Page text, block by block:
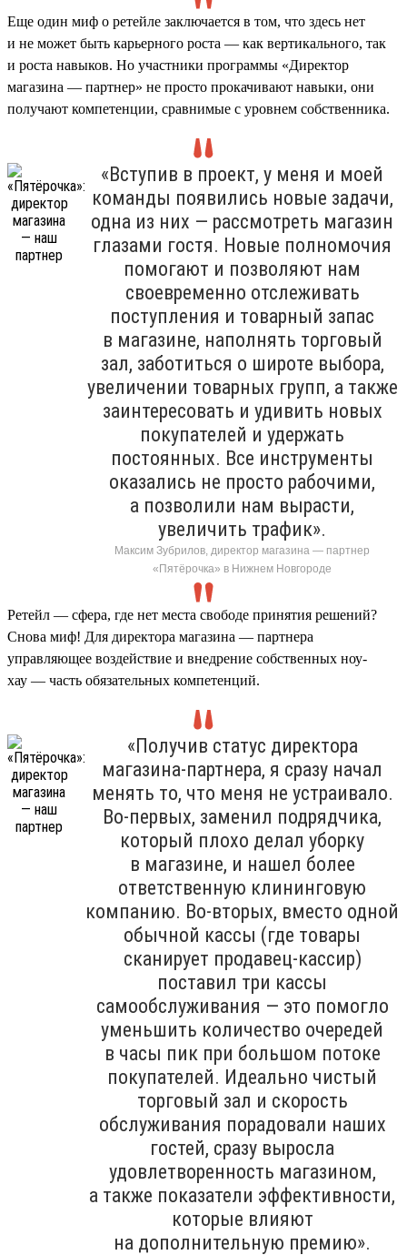
Еще один миф о ретейле заключается в том, что здесь нет
и не может быть карьерного роста — как вертикального, так
и роста навыков. Но участники программы «Директор
магазина — партнер» не просто прокачивают навыки, они
получают компетенции, сравнимые с уровнем собственника.
«Вступив в проект, у меня и моей
команды появились новые задачи,
одна из них — рассмотреть магазин
глазами гостя. Новые полномочия
помогают и позволяют нам
своевременно отслеживать
поступления и товарный запас
в магазине, наполнять торговый
зал, заботиться о широте выбора,
увеличении товарных групп, а также
заинтересовать и удивить новых
покупателей и удержать
постоянных. Все инструменты
оказались не просто рабочими,
а позволили нам вырасти,
увеличить трафик».
Максим Зубрилов, директор магазина — партнер
«Пятёрочка» в Нижнем Новгороде
Ретейл — сфера, где нет места свободе принятия решений?
Снова миф! Для директора магазина — партнера
управляющее воздействие и внедрение собственных ноу-
хау — часть обязательных компетенций.
«Получив статус директора
магазина-партнера, я сразу начал
менять то, что меня не устраивало.
Во-первых, заменил подрядчика,
который плохо делал уборку
в магазине, и нашел более
ответственную клининговую
компанию. Во-вторых, вместо одной
обычной кассы (где товары
сканирует продавец-кассир)
поставил три кассы
самообслуживания — это помогло
уменьшить количество очередей
в часы пик при большом потоке
покупателей. Идеально чистый
торговый зал и скорость
обслуживания порадовали наших
гостей, сразу выросла
удовлетворенность магазином,
а также показатели эффективности,
которые влияют
на дополнительную премию».